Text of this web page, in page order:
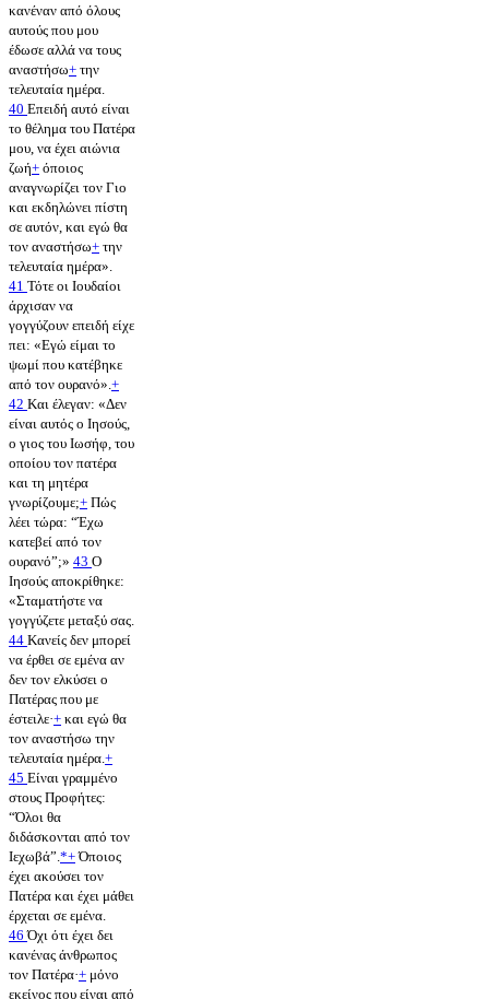
κανέναν από όλους
αυτούς που μου
έδωσε αλλά να τους
αναστήσω+ την
τελευταία ημέρα.
40 Επειδή αυτό είναι
το θέλημα του Πατέρα
μου, να έχει αιώνια
ζωή+ όποιος
αναγνωρίζει τον Γιο
και εκδηλώνει πίστη
σε αυτόν, και εγώ θα
τον αναστήσω+ την
τελευταία ημέρα».
41 Τότε οι Ιουδαίοι
άρχισαν να
γογγύζουν επειδή είχε
πει: «Εγώ είμαι το
ψωμί που κατέβηκε
από τον ουρανό». +
42 Και έλεγαν: «Δεν
είναι αυτός ο Ιησούς,
ο γιος του Ιωσήφ, του
οποίου τον πατέρα
και τη μητέρα
γνωρίζουμε;+ Πώς
λέει τώρα: “Έχω
κατεβεί από τον
ουρανό”;» 43 Ο
Ιησούς αποκρίθηκε:
«Σταματήστε να
γογγύζετε μεταξύ σας.
44 Κανείς δεν μπορεί
να έρθει σε εμένα αν
δεν τον ελκύσει ο
Πατέρας που με
έστειλε·+ και εγώ θα
τον αναστήσω την
τελευταία ημέρα. +
45 Είναι γραμμένο
στους Προφήτες:
“Όλοι θα
διδάσκονται από τον
Ιεχωβά”. *+Όποιος
έχει ακούσει τον
Πατέρα και έχει μάθει
έρχεται σε εμένα.
46Όχι ότι έχει δει
κανένας άνθρωπος
τον Πατέρα·+ μόνο
εκείνος που είναι από